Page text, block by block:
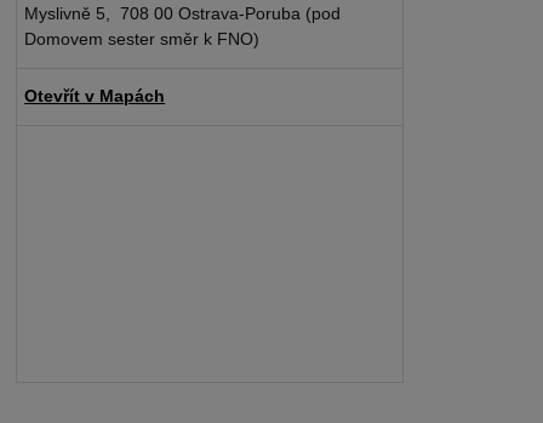
Myslivně 5, 708 00 Ostrava-Poruba (pod
Domovem sester směr k FNO)
Otevřít v Mapách